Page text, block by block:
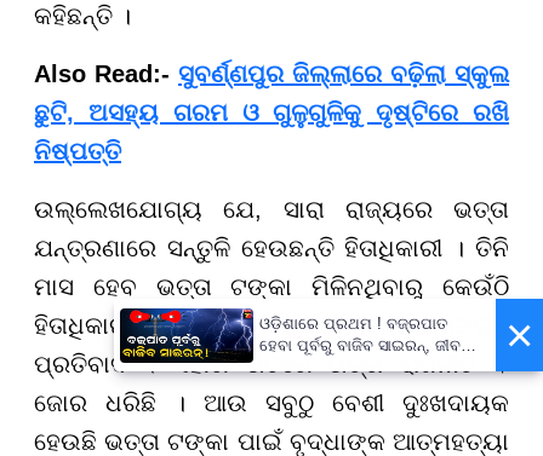
କହିଛନ୍ତି ।
Also Read:- ସୁବର୍ଣ୍ଣପୁର ଜିଲ୍ଲାରେ ବଢ଼ିଲା ସ୍କୁଲ
ଛୁଟି, ଅସହ୍ୟ ଗରମ ଓ ଗୁଳୁଗୁଳିକୁ ଦୃଷ୍ଟିରେ ରଖି
ନିଷ୍ପତ୍ତି
ଉଲ୍ଲେଖଯୋଗ୍ୟ ଯେ, ସାରା ରାଜ୍ୟରେ ଭତ୍ତା
ଯନ୍ତ୍ରଣାରେ ସନ୍ତୁଳି ହେଉଛନ୍ତି ହିତାଧିକାରୀ । ତିନି
ମାସ ହେବ ଭତ୍ତା ଟଙ୍କା ମିଳିନଥିବାରୁ କେଉଁଠି
ହିତାଧିକାରୀ ଆନ୍ଦୋଳନ କରୁଛନ୍ତି ତ ଆଉ କେଉଁଠି
ପ୍ରତିବାଦ । ଏହାରି ଭିତରେ ଭତ୍ତା ରାଜନୀତି ବି
ଜୋର ଧରିଛି । ଆଉ ସବୁଠୁ ବେଶୀ ଦୁଃଖଦାୟକ
ହେଉଛି ଭତ୍ତା ଟଙ୍କା ପାଇଁ ବୃଦ୍ଧାଙ୍କ ଆତ୍ମହତ୍ୟା
×
ଓଡ଼ିଶାରେ ପ୍ରଥମ ! ବଜ୍ରପାତ
ହେବା ପୂର୍ବରୁ ବାଜିବ ସାଇରନ୍, ଜୀବନ
ବଞ୍ଚାଇବା ପାଇଁ ରାଜ୍ୟ ସରକାଙ୍କ